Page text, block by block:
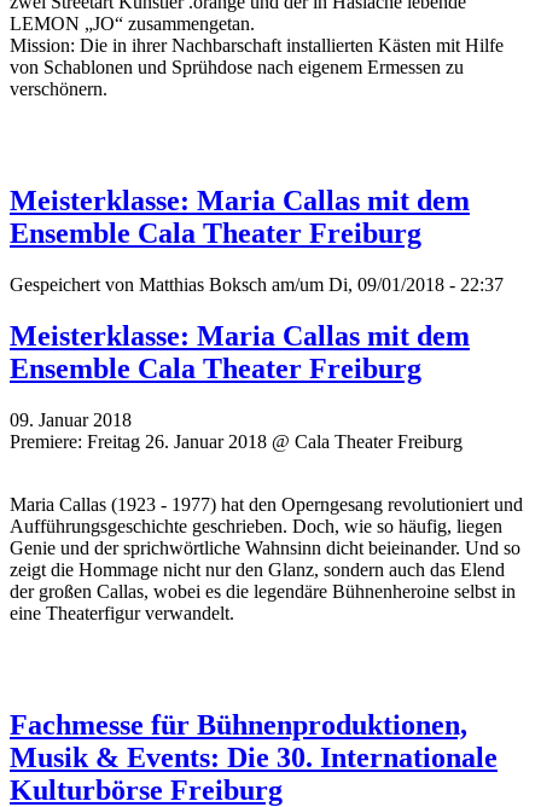
LEMON „JO“ zusammengetan.
Mission: Die in ihrer Nachbarschaft installierten Kästen mit Hilfe
von Schablonen und Sprühdose nach eigenem Ermessen zu
verschönern.
Meisterklasse: Maria Callas mit dem
Ensemble Cala Theater Freiburg
Gespeichert von Matthias Boksch am/um Di, 09/01/2018 - 22:37
Meisterklasse: Maria Callas mit dem
Ensemble Cala Theater Freiburg
09. Januar 2018
Premiere: Freitag 26. Januar 2018 @ Cala Theater Freiburg
Maria Callas (1923 - 1977) hat den Operngesang revolutioniert und
Aufführungsgeschichte geschrieben. Doch, wie so häufig, liegen
Genie und der sprichwörtliche Wahnsinn dicht beieinander. Und so
zeigt die Hommage nicht nur den Glanz, sondern auch das Elend
der großen Callas, wobei es die legendäre Bühnenheroine selbst in
eine Theaterfigur verwandelt.
Fachmesse für Bühnenproduktionen,
Musik & Events: Die 30. Internationale
Kulturbörse Freiburg